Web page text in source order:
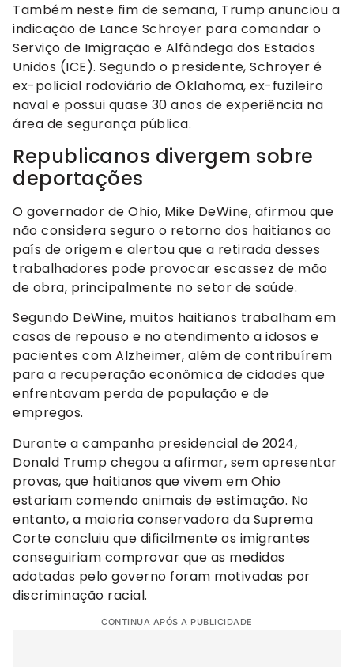
Também neste fim de semana, Trump anunciou a
indicação de Lance Schroyer para comandar o
Serviço de Imigração e Alfândega dos Estados
Unidos (ICE). Segundo o presidente, Schroyer é
ex-policial rodoviário de Oklahoma, ex-fuzileiro
naval e possui quase 30 anos de experiência na
área de segurança pública.
Republicanos divergem sobre
deportações
O governador de Ohio, Mike DeWine, afirmou que
não considera seguro o retorno dos haitianos ao
país de origem e alertou que a retirada desses
trabalhadores pode provocar escassez de mão
de obra, principalmente no setor de saúde.
Segundo DeWine, muitos haitianos trabalham em
casas de repouso e no atendimento a idosos e
pacientes com Alzheimer, além de contribuírem
para a recuperação econômica de cidades que
enfrentavam perda de população e de
empregos.
Durante a campanha presidencial de 2024,
Donald Trump chegou a afirmar, sem apresentar
provas, que haitianos que vivem em Ohio
estariam comendo animais de estimação. No
entanto, a maioria conservadora da Suprema
Corte concluiu que dificilmente os imigrantes
conseguiriam comprovar que as medidas
adotadas pelo governo foram motivadas por
discriminação racial.
CONTINUA APÓS A PUBLICIDADE